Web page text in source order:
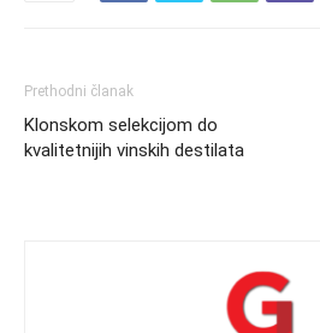
Prethodni članak
Klonskom selekcijom do
kvalitetnijih vinskih destilata